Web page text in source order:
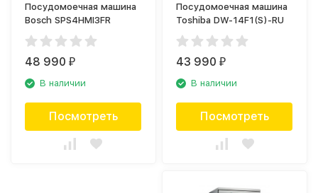
Посудомоечная машина
Bosch SPS4HMI3FR
48 990₽
В наличии
Посмотреть
Посудомоечная машина
Toshiba DW-14F1(S)-RU
43 990₽
В наличии
Посмотреть